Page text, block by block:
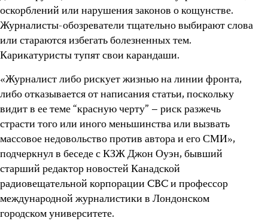
оскорблений или нарушения законов о кощунстве.
Журналисты-обозреватели тщательно выбирают слова
или стараются избегать болезненных тем.
Карикатуристы тупят свои карандаши.
«Журналист либо рискует жизнью на линии фронта,
либо отказывается от написания статьи, поскольку
видит в ее теме “красную черту” – риск разжечь
страсти того или иного меньшинства или вызвать
массовое недовольство против автора и его СМИ»,
подчеркнул в беседе с КЗЖ Джон Оуэн, бывший
старший редактор новостей Канадской
радиовещательной корпорации CBC и профессор
международной журналистики в Лондонском
городском университете.